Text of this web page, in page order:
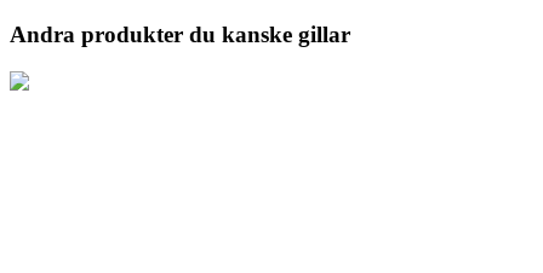
Andra produkter du kanske gillar